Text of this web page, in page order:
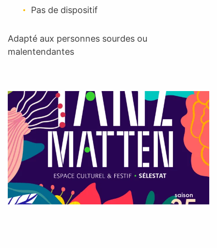
Pas de dispositif
Adapté aux personnes sourdes ou
malentendantes